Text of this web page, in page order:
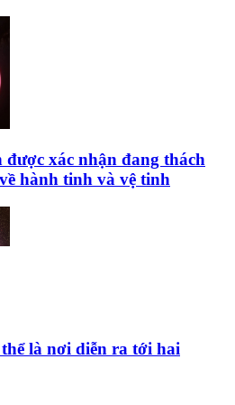
xác nhận đang thách
hành tinh và vệ tinh
là nơi diễn ra tới hai